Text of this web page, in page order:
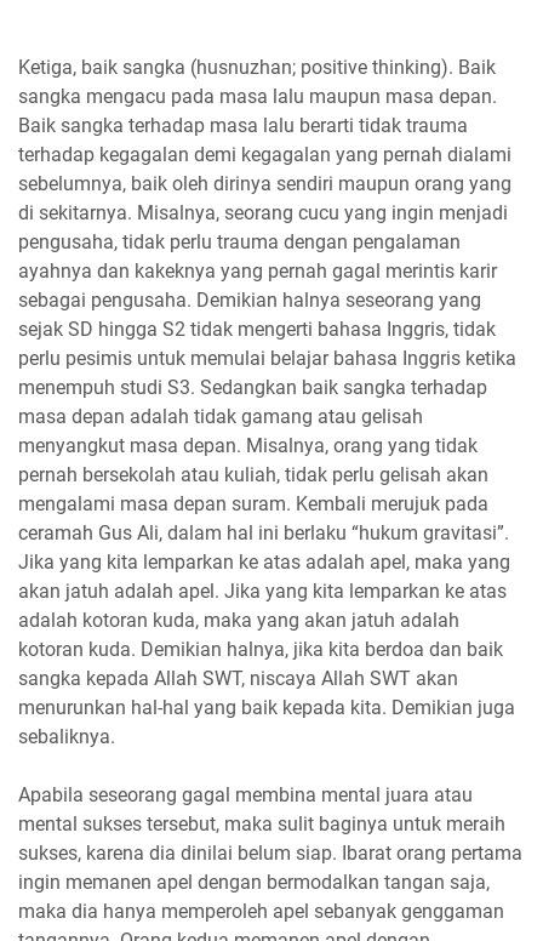
Ketiga, baik sangka (husnuzhan; positive thinking). Baik
sangka mengacu pada masa lalu maupun masa depan.
Baik sangka terhadap masa lalu berarti tidak trauma
terhadap kegagalan demi kegagalan yang pernah dialami
sebelumnya, baik oleh dirinya sendiri maupun orang yang
di sekitarnya. Misalnya, seorang cucu yang ingin menjadi
pengusaha, tidak perlu trauma dengan pengalaman
ayahnya dan kakeknya yang pernah gagal merintis karir
sebagai pengusaha. Demikian halnya seseorang yang
sejak SD hingga S2 tidak mengerti bahasa Inggris, tidak
perlu pesimis untuk memulai belajar bahasa Inggris ketika
menempuh studi S3. Sedangkan baik sangka terhadap
masa depan adalah tidak gamang atau gelisah
menyangkut masa depan. Misalnya, orang yang tidak
pernah bersekolah atau kuliah, tidak perlu gelisah akan
mengalami masa depan suram. Kembali merujuk pada
ceramah Gus Ali, dalam hal ini berlaku “hukum gravitasi”.
Jika yang kita lemparkan ke atas adalah apel, maka yang
akan jatuh adalah apel. Jika yang kita lemparkan ke atas
adalah kotoran kuda, maka yang akan jatuh adalah
kotoran kuda. Demikian halnya, jika kita berdoa dan baik
sangka kepada Allah SWT, niscaya Allah SWT akan
menurunkan hal-hal yang baik kepada kita. Demikian juga
sebaliknya.
Apabila seseorang gagal membina mental juara atau
mental sukses tersebut, maka sulit baginya untuk meraih
sukses, karena dia dinilai belum siap. Ibarat orang pertama
ingin memanen apel dengan bermodalkan tangan saja,
maka dia hanya memperoleh apel sebanyak genggaman